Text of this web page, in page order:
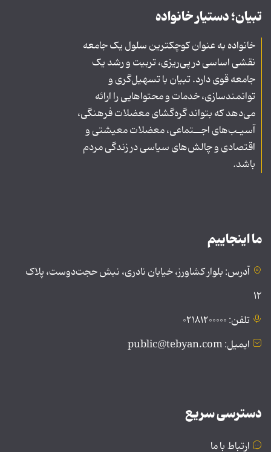
تبیان؛ دستیار خانواده
خانواده به عنوان کوچکترین سلول یک جامعه
نقشی اساسی در پی‌ریزی، تربیت و رشد یک
جامعه قوی دارد. تبیان با تسهیل‌گری و
توانمندسازی، خدمات و محتواهایی را ارائه
می‌دهد که بتواند گره‌گشای معضلات فرهنگی،
آسیـب‌های اجــتماعی، معضلات معیشتی و
اقتصادی و چالش‌های سیاسی در زندگی مردم
باشد.
ما اینجاییم
آدرس: بلوار کشاورز، خیابان نادری، نبش حجت‌دوست، پلاک
۱۲
تلفن: ۰۲۱۸۱۲۰۰۰۰۰
ایمیل: public@tebyan.com
دسترسی سریع
ارتباط با ما